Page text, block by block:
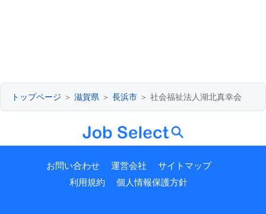
トップページ ＞ 滋賀県 ＞ 長浜市 ＞ 社会福祉法人湖北真幸会
お問い合わせ 運営会社
サイトマップ
利用規約
個人情報保護方針